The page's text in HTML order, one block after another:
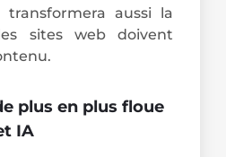
transformera aussi la
sites web doivent
plus en plus floue
IA